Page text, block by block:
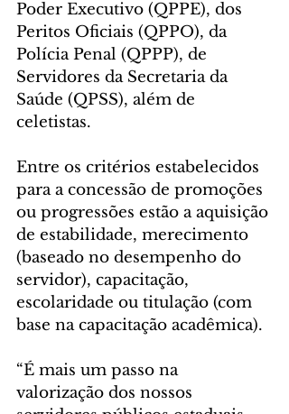
Poder Executivo (QPPE), dos
Peritos Oficiais (QPPO), da
Polícia Penal (QPPP), de
Servidores da Secretaria da
Saúde (QPSS), além de
celetistas.
Entre os critérios estabelecidos
para a concessão de promoções
ou progressões estão a aquisição
de estabilidade, merecimento
(baseado no desempenho do
servidor), capacitação,
escolaridade ou titulação (com
base na capacitação acadêmica​).
“É mais um passo na
valorização dos nossos